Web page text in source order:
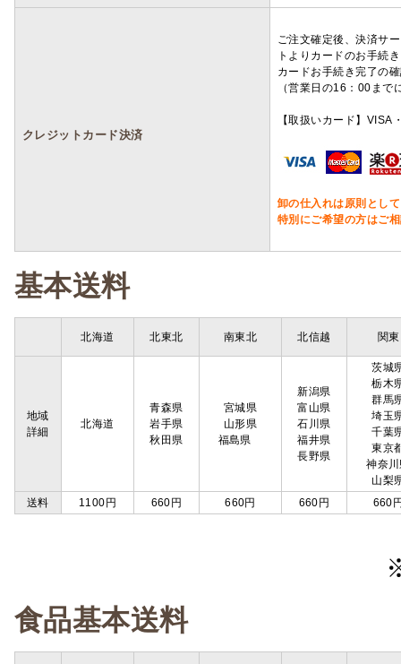
クレジットカード決済
ご注文確定後、決済サ
トよりカードのお手続
カードお手続き完了の
（営業日の16：00ま
【取扱いカード】
卸の仕入れは原則とし
特別にご希望の方はご
基本送料
北海道 北東北 南東北 北信越 関東
地域
詳細
北海道
青森県
岩手県
秋田県
宮城県
山形県
福島県
新潟県
富山県
石川県
福井県
長野県
茨城
栃木
群馬
埼玉
千葉
東京
神奈
山梨
送料
1100円 660円 660円 660円 660
食品基本送料